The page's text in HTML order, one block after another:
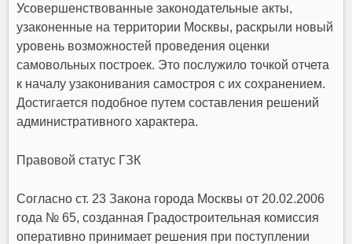
Усовершенствованные законодательные акты,
узаконенные на территории Москвы, раскрыли новый
уровень возможностей проведения оценки
самовольных построек. Это послужило точкой отчета
к началу узаконивания самостроя с их сохранением.
Достигается подобное путем составления решений
административного характера.
Правовой статус ГЗК
Согласно ст. 23 Закона города Москвы от 20.02.2006
года № 65, созданная Градостроительная комиссия
оперативно принимает решения при поступлении